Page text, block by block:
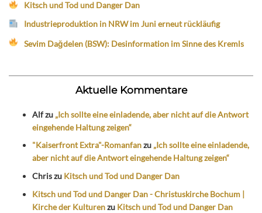
Kitsch und Tod und Danger Dan
Industrieproduktion in NRW im Juni erneut rückläufig
Sevim Dağdelen (BSW): Desinformation im Sinne des Kremls
Aktuelle Kommentare
Alfzu „Ich sollte eine einladende, aber nicht auf die Antwort
eingehende Haltung zeigen“
"Kaiserfront Extra"-Romanfanzu „Ich sollte eine einladende,
aber nicht auf die Antwort eingehende Haltung zeigen“
Chriszu Kitsch und Tod und Danger Dan
Kitsch und Tod und Danger Dan - Christuskirche Bochum |
Kirche der Kulturenzu Kitsch und Tod und Danger Dan